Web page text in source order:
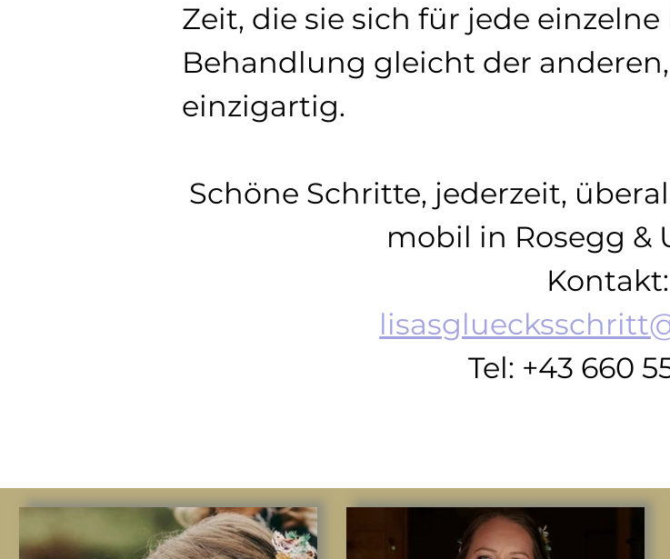
Zeit, die sie sich für jede
Behandlung gleicht der
einzigartig.
Schöne Schritte, jederzeit,
mobil in Rosegg &
Kontakt:
Tel: +43 660